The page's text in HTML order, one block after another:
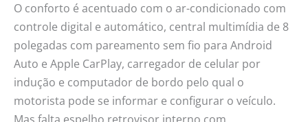
O conforto é acentuado com o ar-condicionado com
controle digital e automático, central multimídia de 8
polegadas com pareamento sem fio para Android
Auto e Apple CarPlay, carregador de celular por
indução e computador de bordo pelo qual o
motorista pode se informar e configurar o veículo.